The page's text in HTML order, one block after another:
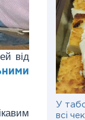
У
всі
від